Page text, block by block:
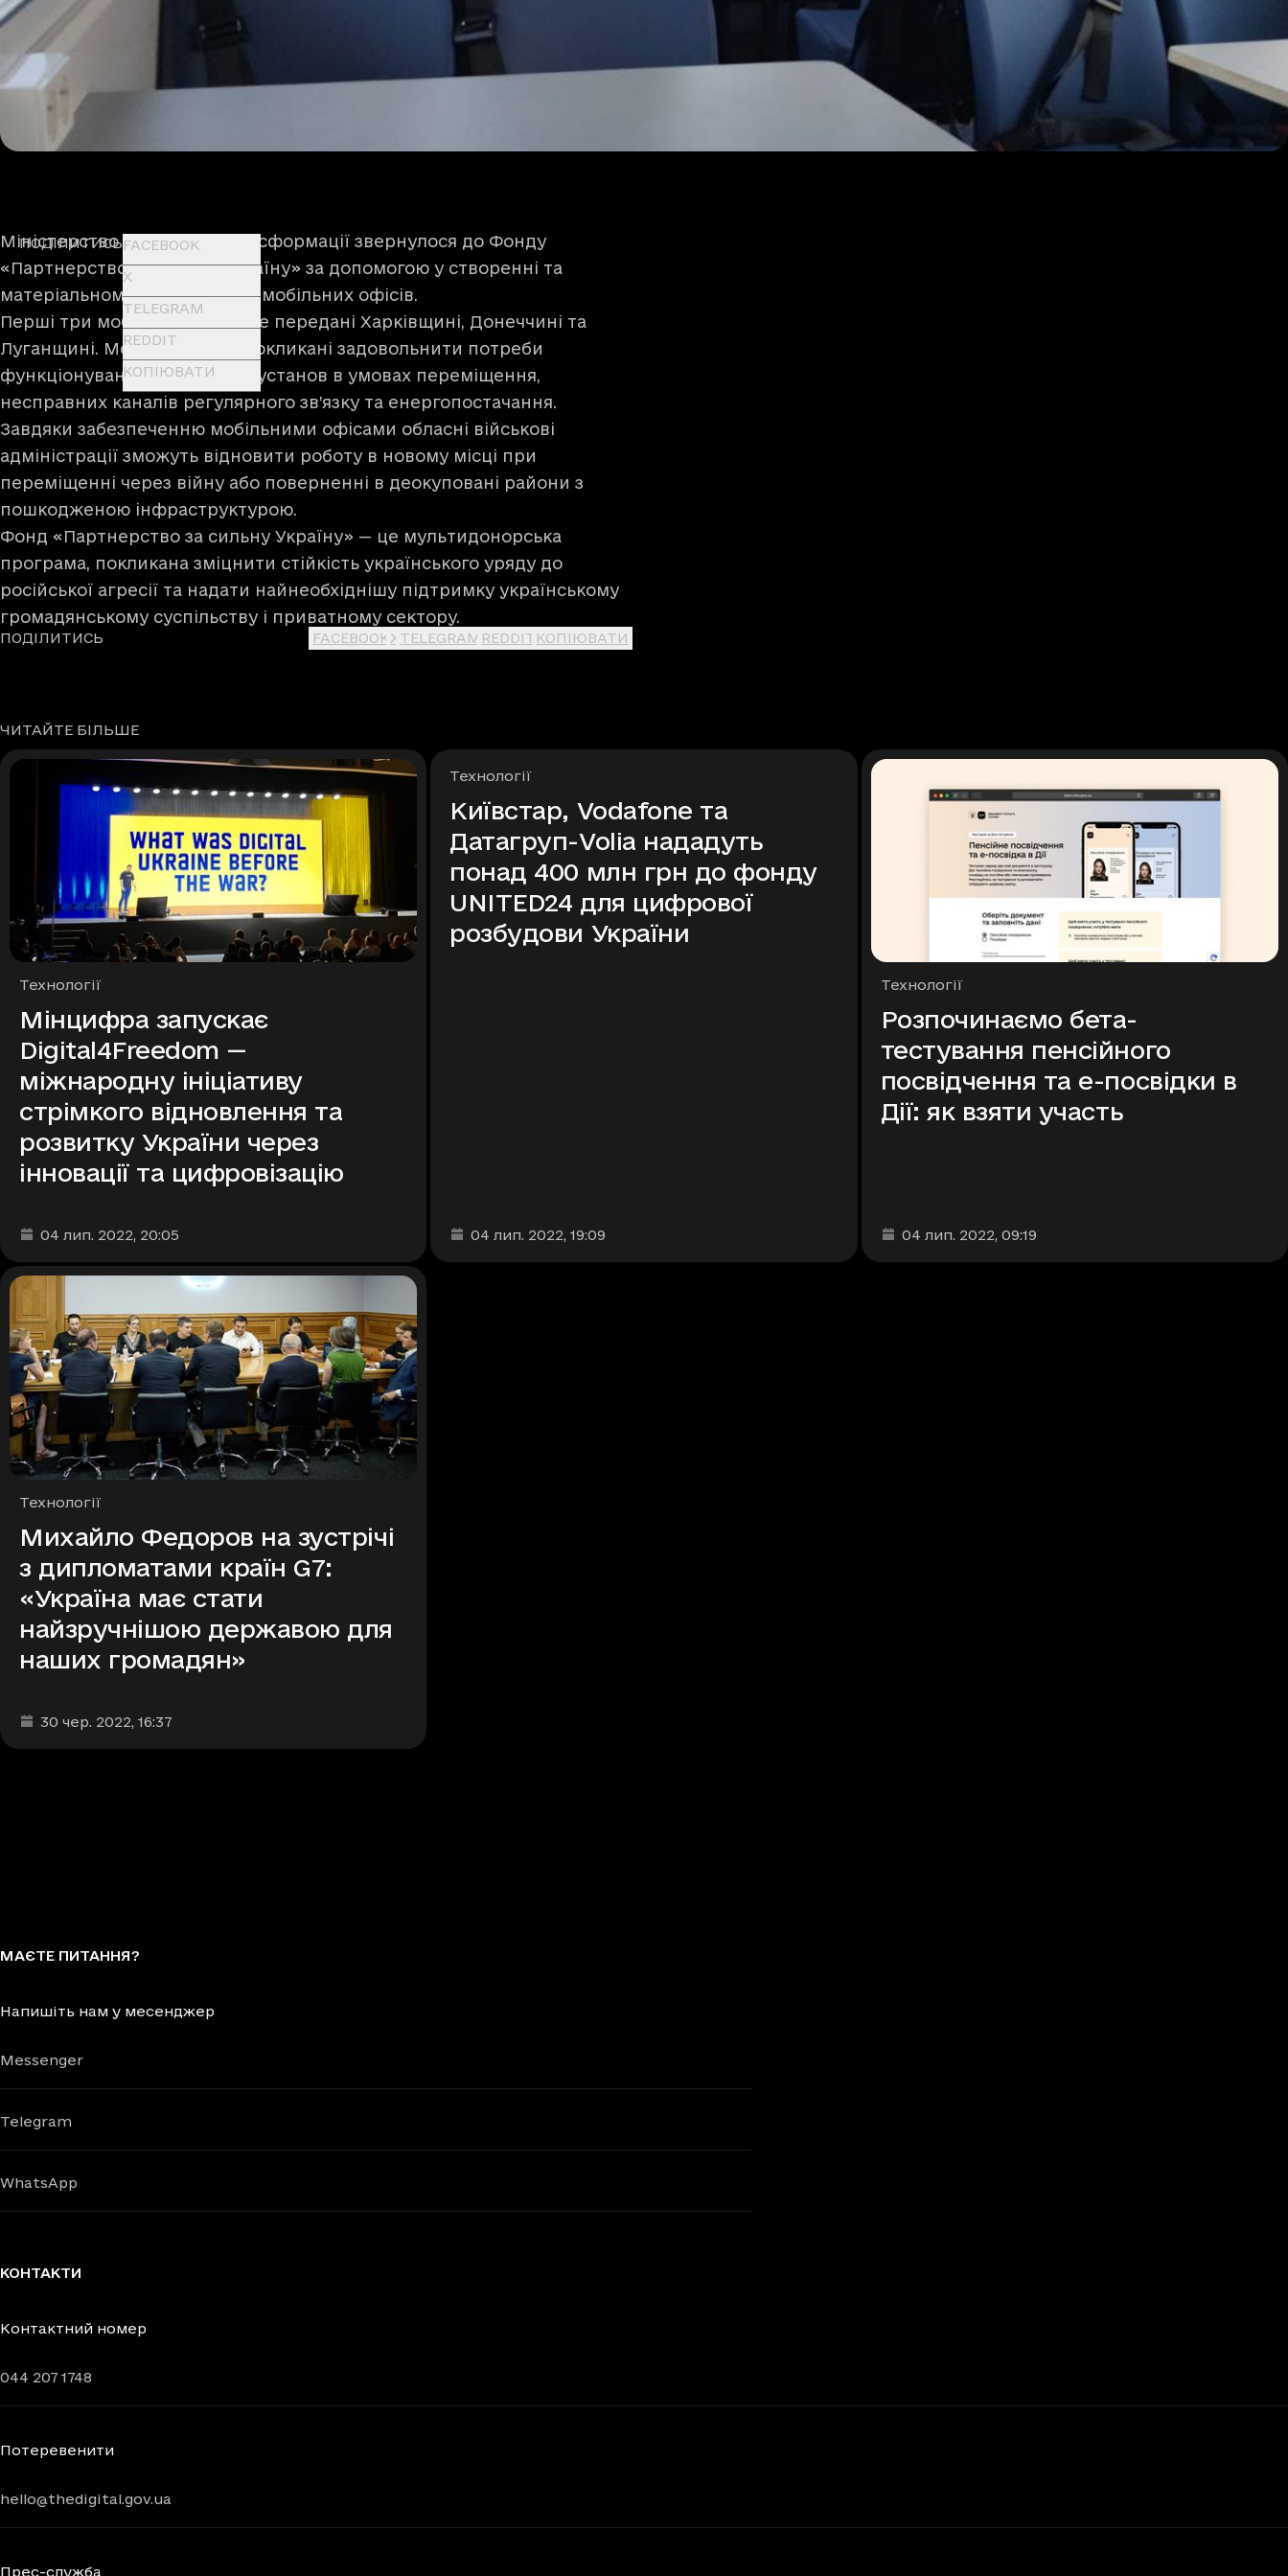
ПОДІЛИТИСЬFACEBOOK
X
TELEGRAM
REDDIT
КОПІЮВАТИ
Міністерство цифрової трансформації звернулося до Фонду
«Партнерство за сильну Україну» за допомогою у створенні та
матеріальному забезпеченні мобільних офісів.
Перші три мобільні офіси вже передані Харківщині, Донеччині та
Луганщині. Мобільні офіси покликані задовольнити потреби
функціонування державних установ в умовах переміщення,
несправних каналів регулярного зв’язку та енергопостачання.
Завдяки забезпеченню мобільними офісами обласні військові
адміністрації зможуть відновити роботу в новому місці при
переміщенні через війну або поверненні в деокуповані райони з
пошкодженою інфраструктурою.
Фонд «Партнерство за сильну Україну» — це мультидонорська
програма, покликана зміцнити стійкість українського уряду до
російської агресії та надати найнеобхіднішу підтримку українському
громадянському суспільству і приватному сектору.
ПОДІЛИТИСЬ FACEBOOK X TELEGRAM REDDIT КОПІЮВАТИ
ЧИТАЙТЕ БІЛЬШЕ
Рубрики
Технології
Мінцифра запускає
Digital4Freedom —
міжнародну ініціативу
стрімкого відновлення та
розвитку України через
інновації та цифровізацію
Дата та час публікації
04 лип. 2022, 20:05
Рубрики
Технології
Київстар, Vodafone та
Датагруп-Volia нададуть
понад 400 млн грн до фонду
UNITED24 для цифрової
розбудови України
Дата та час публікації
04 лип. 2022, 19:09
Рубрики
Технології
Розпочинаємо бета-
тестування пенсійного
посвідчення та е-посвідки в
Дії: як взяти участь
Дата та час публікації
04 лип. 2022, 09:19
Рубрики
Технології
Михайло Федоров на зустрічі
з дипломатами країн G7:
«Україна має стати
найзручнішою державою для
наших громадян»
Дата та час публікації
30 чер. 2022, 16:37
МАЄТЕ ПИТАННЯ?
Напишіть нам у месенджер
Messenger
Telegram
WhatsApp
КОНТАКТИ
Контактний номер
044 207 1748
Потеревенити
hello@thedigital.gov.ua
Прес-служба